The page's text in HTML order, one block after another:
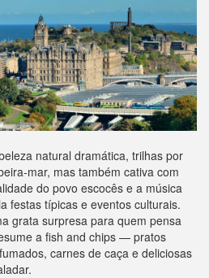
natural dramática, trilhas por
mar, mas também cativa com
do povo escocês e a música
festas típicas e eventos culturais.
grata surpresa para quem pensa
a fish and chips — pratos
carnes de caça e deliciosas